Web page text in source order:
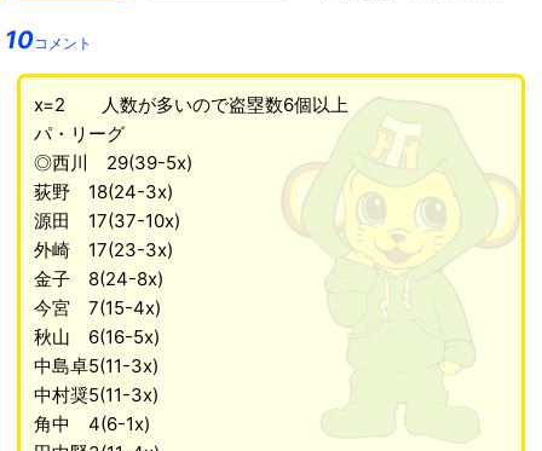
10コメント
x=2 人数が多いので盗塁数6個以上
パ・リーグ
◎西川 29(39-5x)
荻野 18(24-3x)
源田 17(37-10x)
外崎 17(23-3x)
金子 8(24-8x)
今宮 7(15-4x)
秋山 6(16-5x)
中島卓5(11-3x)
中村奨5(11-3x)
角中 4(6-1x)